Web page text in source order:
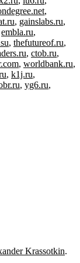
,
, gainslabs.ru,
embla.ru,
, thefutureof.ru,
, ctob.ru,
, worldbank.ru,
, k1j.ru,
, yg6.ru,
Krassotkin.